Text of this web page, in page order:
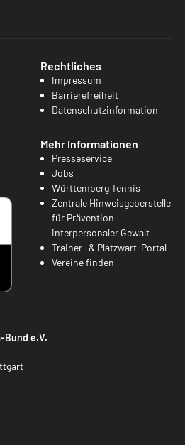
Rechtliches
Impressum
Barrierefreiheit
Datenschutzinformation
Mehr Informationen
Presseservice
Jobs
Württemberg Tennis
Zentrale Hinweisgeberstelle
für Prävention
interpersonaler Gewalt
Trainer- & Platzwart-Portal
Vereine finden
e.V.